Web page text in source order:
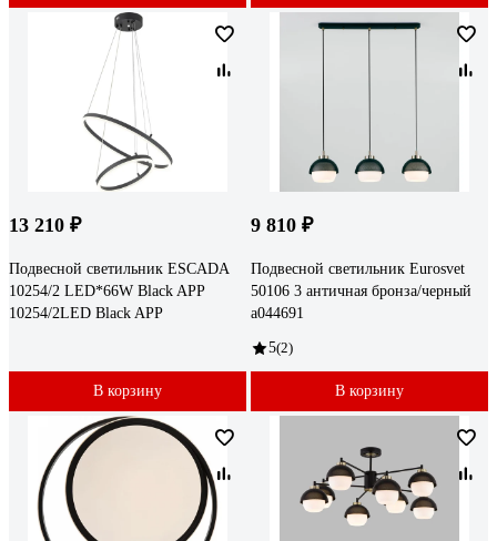
13 210 ₽
Подвесной светильник ESCADA
10254/2 LED*66W Black APP
10254/2LED Black APP
В корзину
9 810 ₽
Подвесной светильник Eurosvet
50106 3 античная бронза/черный
a044691
5(2)
В корзину